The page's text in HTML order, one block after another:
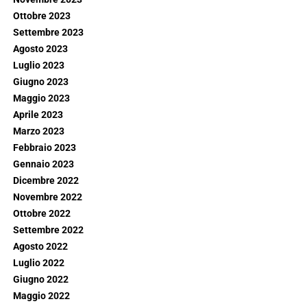
Ottobre 2023
Settembre 2023
Agosto 2023
Luglio 2023
Giugno 2023
Maggio 2023
Aprile 2023
Marzo 2023
Febbraio 2023
Gennaio 2023
Dicembre 2022
Novembre 2022
Ottobre 2022
Settembre 2022
Agosto 2022
Luglio 2022
Giugno 2022
Maggio 2022